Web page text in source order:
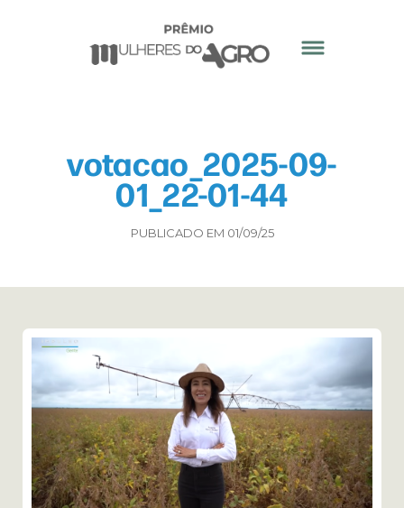
votacao_2025-09-
01_22-01-44
PUBLICADO EM 01/09/25